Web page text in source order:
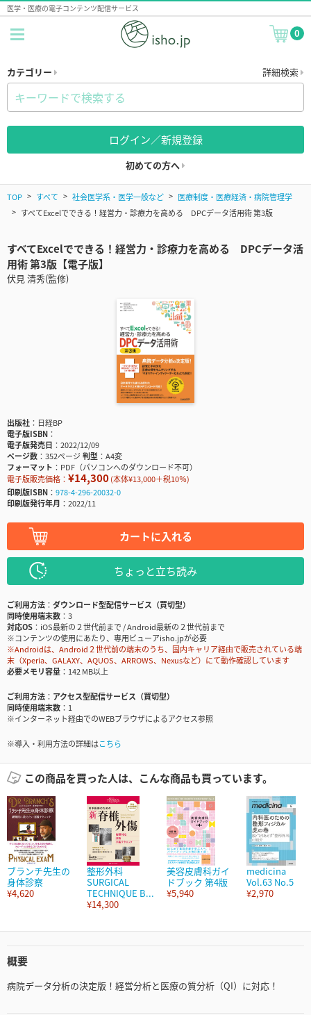
医学・医療の電子コンテンツ配信サービス
0
カテゴリー 詳細検索
ログイン／新規登録
初めての方へ
TOP すべて 社会医学系・医学一般など
医療制度・医療経済・病院管理学
すべてExcelでできる！経営力・診療力を高める DPCデータ活用術 第3版
すべてExcelでできる！経営力・診療力を高める DPCデータ活
用術 第3版【電子版】
伏見 清秀(監修)
出版社
日経BP
電子版ISBN
電子版発売日
2022/12/09
ページ数
352ページ判型
A4変
フォーマット
PDF（パソコンへのダウンロード不可）
電子版販売価格： ¥14,300(本体¥13,000＋税10％)
印刷版ISBN
978-4-296-20032-0
印刷版発行年月
2022/11
カートに入れる
ちょっと立ち読み
ご利用方法
ダウンロード型配信サービス（買切型）
同時使用端末数
3
対応OS
iOS最新の２世代前まで / Android最新の２世代前まで
※コンテンツの使用にあたり、専用ビューアisho.jpが必要
※Androidは、Android２世代前の端末のうち、国内キャリア経由で販売されている端
末（Xperia、GALAXY、AQUOS、ARROWS、Nexusなど）にて動作確認しています
必要メモリ容量
142 MB以上
ご利用方法
アクセス型配信サービス（買切型）
同時使用端末数
1
※インターネット経由でのWEBブラウザによるアクセス参照
※導入・利用方法の詳細はこちら
この商品を買った人は、こんな商品も買っています。
ブランチ先生の
身体診察
¥4,620
整形外科
SURGICAL
TECHNIQUE B...
¥14,300
美容皮膚科ガイ
ドブック 第4版
¥5,940
medicina
Vol.63 No.5
¥2,970
概要
病院データ分析の決定版！経営分析と医療の質分析（QI）に対応！